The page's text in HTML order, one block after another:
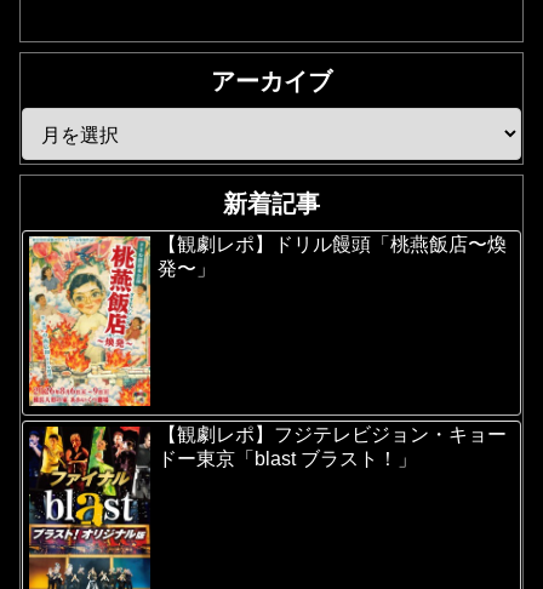
アーカイブ
新着記事
【観劇レポ】ドリル饅頭「桃燕飯店〜煥
発〜」
【観劇レポ】フジテレビジョン・キョー
ドー東京「blast ブラスト！」